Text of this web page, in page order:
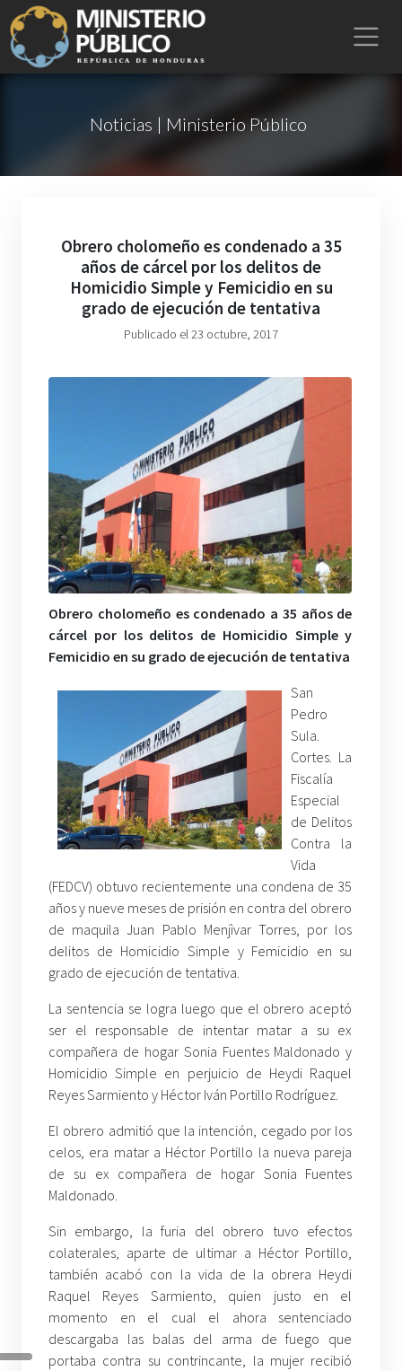
Noticias | Ministerio Público
Obrero cholomeño es condenado a 35
años de cárcel por los delitos de
Homicidio Simple y Femicidio en su
grado de ejecución de tentativa
Publicado el 23 octubre, 2017
Obrero cholomeño es condenado a 35 años de
cárcel por los delitos de Homicidio Simple y
Femicidio en su grado de ejecución de tentativa
San
Pedro
Sula.
Cortes. La
Fiscalía
Especial
de Delitos
Contra la
Vida
(FEDCV) obtuvo recientemente una condena de 35
años y nueve meses de prisión en contra del obrero
de maquila Juan Pablo Menjìvar Torres, por los
delitos de Homicidio Simple y Femicidio en su
grado de ejecución de tentativa.
La sentencia se logra luego que el obrero aceptó
ser el responsable de intentar matar a su ex
compañera de hogar Sonia Fuentes Maldonado y
Homicidio Simple en perjuicio de Heydi Raquel
Reyes Sarmiento y Héctor Iván Portillo Rodríguez.
El obrero admitió que la intención, cegado por los
celos, era matar a Héctor Portillo la nueva pareja
de su ex compañera de hogar Sonia Fuentes
Maldonado.
Sin embargo, la furia del obrero tuvo efectos
colaterales, aparte de ultimar a Héctor Portillo,
también acabó con la vida de la obrera Heydi
Raquel Reyes Sarmiento, quien justo en el
momento en el cual el ahora sentenciado
descargaba las balas del arma de fuego que
portaba contra su contrincante, la mujer recibió